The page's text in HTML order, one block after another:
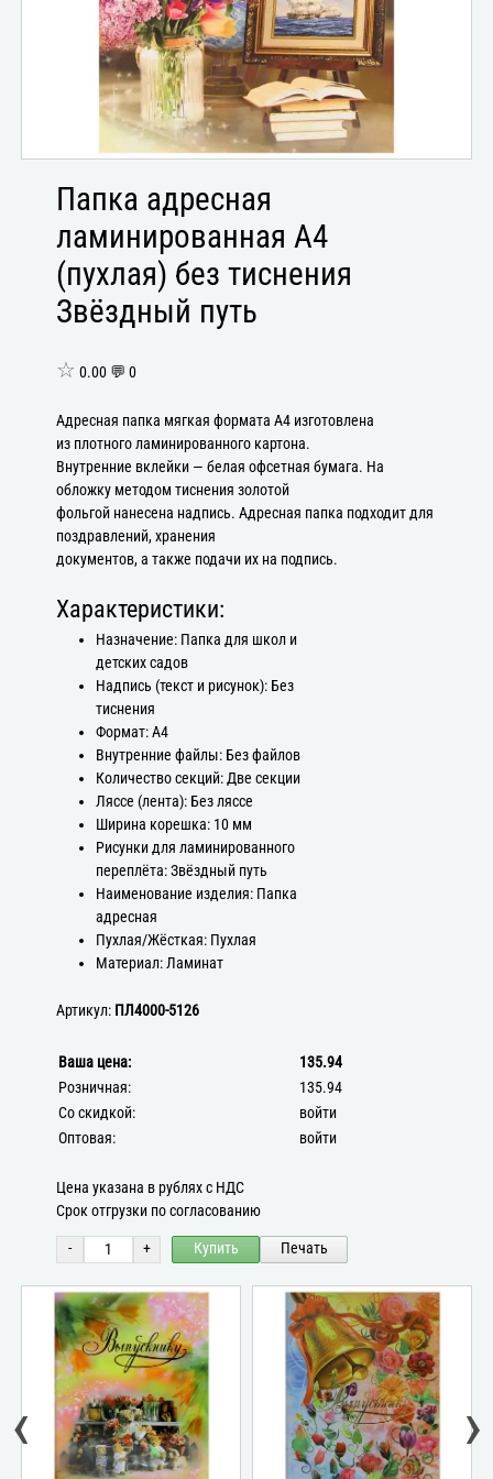
Папка адресная
ламинированная А4
(пухлая) без тиснения
Звёздный путь
☆ 0.00 💬 0
Адресная папка мягкая формата А4 изготовлена
из плотного ламинированного картона.
Внутренние вклейки — белая офсетная бумага. На
обложку методом тиснения золотой
фольгой нанесена надпись. Адресная папка подходит для
поздравлений, хранения
документов, а также подачи их на подпись.
Характеристики:
Назначение: Папка для школ и
детских садов
Надпись (текст и рисунок): Без
тиснения
Формат: А4
Внутренние файлы: Без файлов
Количество секций: Две секции
Ляссе (лента): Без ляссе
Ширина корешка: 10 мм
Рисунки для ламинированного
переплёта: Звёздный путь
Наименование изделия: Папка
адресная
Пухлая/Жёсткая: Пухлая
Материал: Ламинат
Артикул: ПЛ4000-5126
Ваша цена:
135.94
Розничная:
135.94
Со скидкой:
войти
Оптовая:
войти
Цена указана в рублях с НДС
Срок отгрузки по согласованию
- + Купить Печать
‹ ›